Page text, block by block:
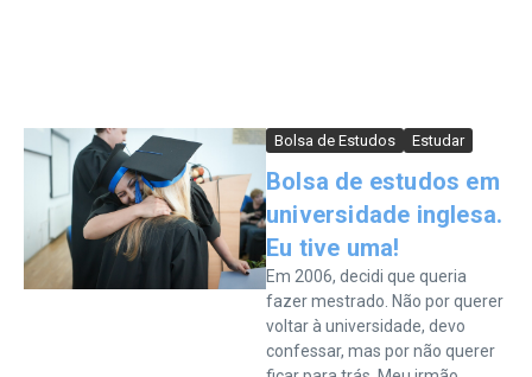
Bolsa de Estudos Estudar
Bolsa de estudos em
universidade inglesa.
Eu tive uma!
Em 2006, decidi que queria
fazer mestrado. Não por querer
voltar à universidade, devo
confessar, mas por não querer